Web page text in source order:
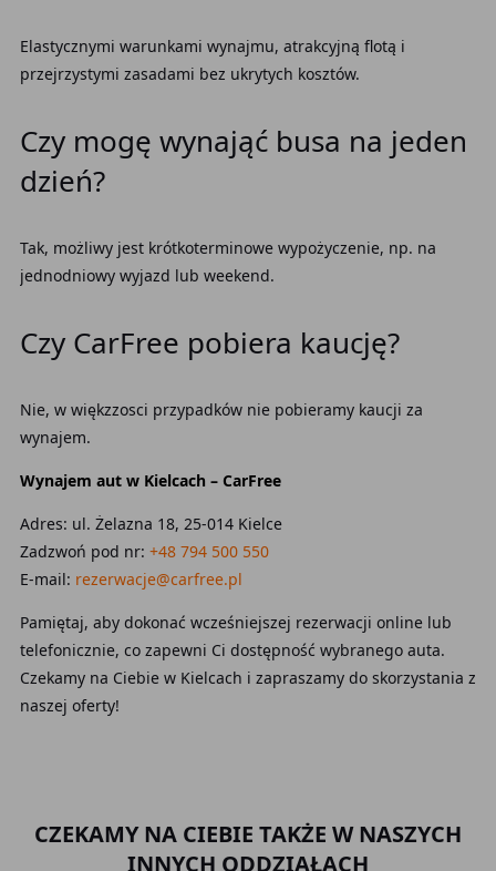
Elastycznymi warunkami wynajmu, atrakcyjną flotą i
przejrzystymi zasadami bez ukrytych kosztów.
Czy mogę wynająć busa na jeden
dzień?
Tak, możliwy jest krótkoterminowe wypożyczenie, np. na
jednodniowy wyjazd lub weekend.
Czy CarFree pobiera kaucję?
Nie, w więkzzosci przypadków nie pobieramy kaucji za
wynajem.
Wynajem aut w Kielcach – CarFree
Adres: ul. Żelazna 18, 25-014 Kielce
Zadzwoń pod nr: +48 794 500 550
E-mail: rezerwacje@carfree.pl
Pamiętaj, aby dokonać wcześniejszej rezerwacji online lub
telefonicznie, co zapewni Ci dostępność wybranego auta.
Czekamy na Ciebie w Kielcach i zapraszamy do skorzystania z
naszej oferty!
CZEKAMY NA CIEBIE TAKŻE W NASZYCH
INNYCH ODDZIAŁACH